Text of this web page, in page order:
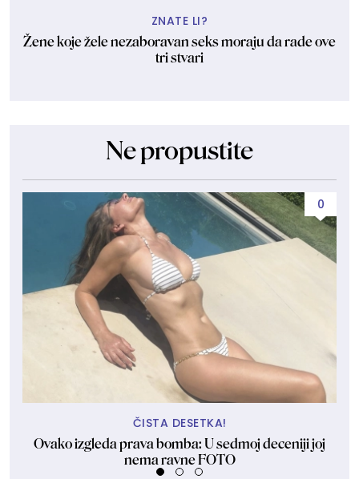
ZNATE LI?
Žene koje žele nezaboravan seks moraju da rade ove
tri stvari
Ne propustite
0
ČISTA DESETKA!
Ovako izgleda prava bomba: U sedmoj deceniji joj
nema ravne FOTO